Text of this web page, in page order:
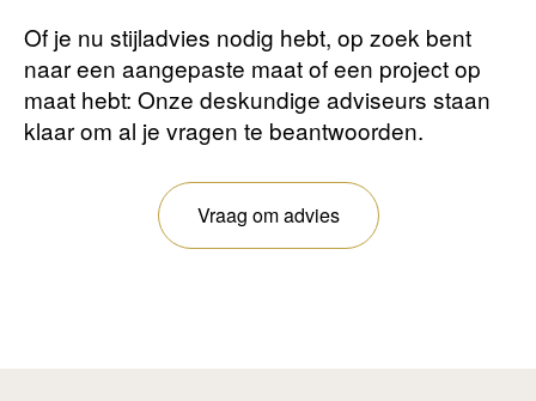
Of je nu stijladvies nodig hebt, op zoek bent
naar een aangepaste maat of een project op
maat hebt: Onze deskundige adviseurs staan ​​
klaar om al je vragen te beantwoorden.
Vraag om advies